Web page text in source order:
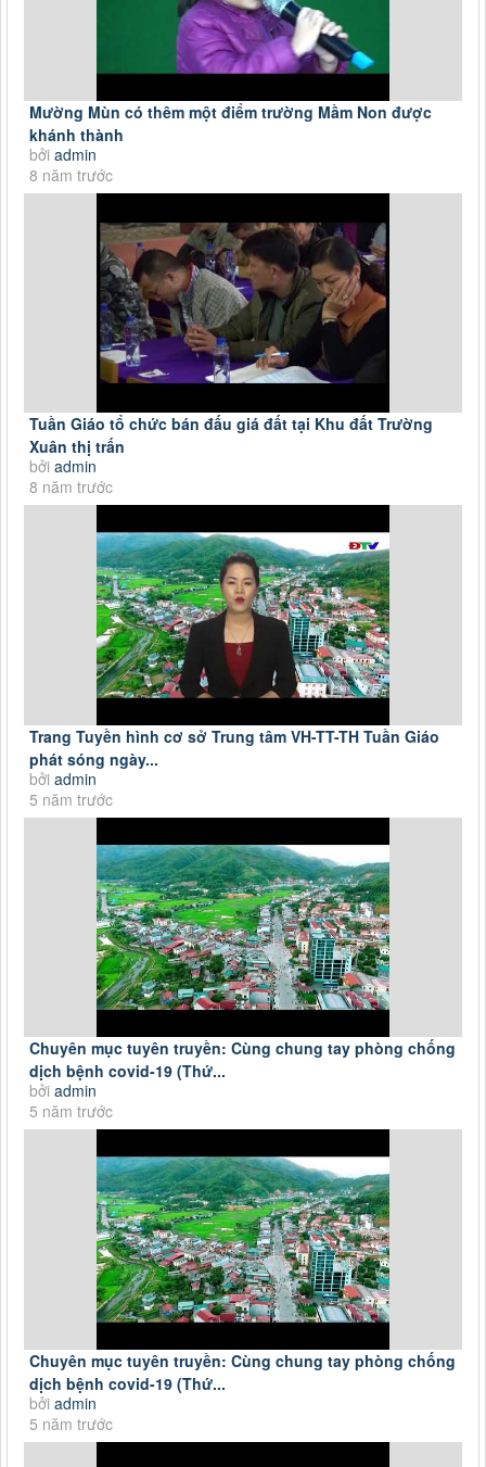
Mường Mùn có thêm một điểm trường Mầm Non được
khánh thành
bởi admin
8 năm trước
Tuần Giáo tổ chức bán đấu giá đất tại Khu đất Trường
Xuân thị trấn
bởi admin
8 năm trước
Trang Tuyền hình cơ sở Trung tâm VH-TT-TH Tuần Giáo
phát sóng ngày...
bởi admin
5 năm trước
Chuyên mục tuyên truyền: Cùng chung tay phòng chống
dịch bệnh covid-19 (Thứ...
bởi admin
5 năm trước
Chuyên mục tuyên truyền: Cùng chung tay phòng chống
dịch bệnh covid-19 (Thứ...
bởi admin
5 năm trước